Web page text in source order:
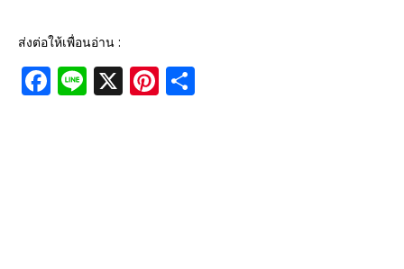
ส่งต่อให้เพื่อนอ่าน :
F Li X Pi